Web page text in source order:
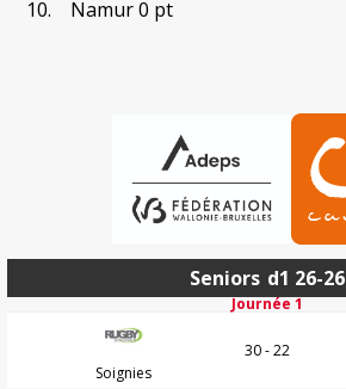
10.
Namur 0 pt
Seniors d1 26-26
Journée 1
Soignies
30 - 22